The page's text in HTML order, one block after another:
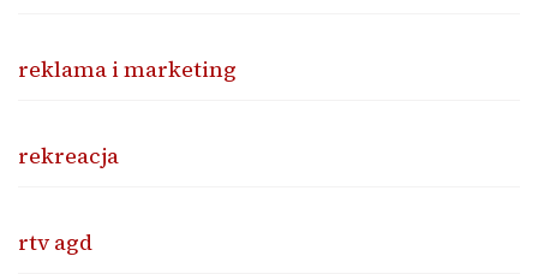
reklama i marketing
rekreacja
rtv agd